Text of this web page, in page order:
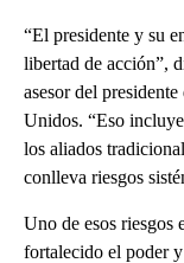
“El presidente y su
libertad de acción”,
asesor del
Unidos. “Eso
los aliados
conlleva riesgos
Uno de esos riesgos
fortalecido el poder